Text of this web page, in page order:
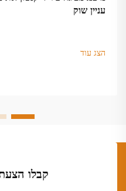
עניין שוק
הצג עוד
קבלו